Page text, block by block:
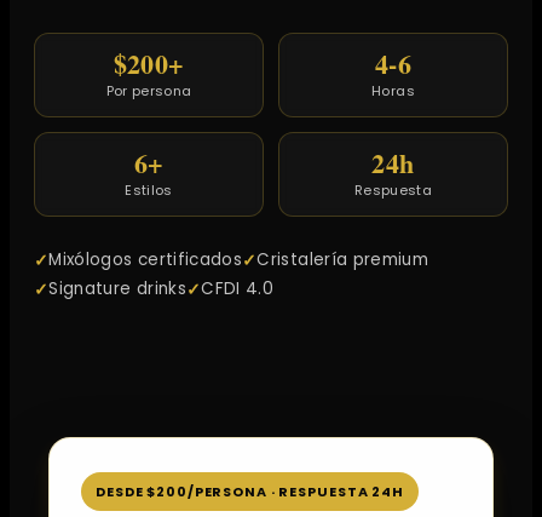
$200+
Por persona
4-6
Horas
6+
Estilos
24h
Respuesta
Mixólogos certificados
Cristalería premium
Signature drinks
CFDI 4.0
DESDE $200/PERSONA · RESPUESTA 24H